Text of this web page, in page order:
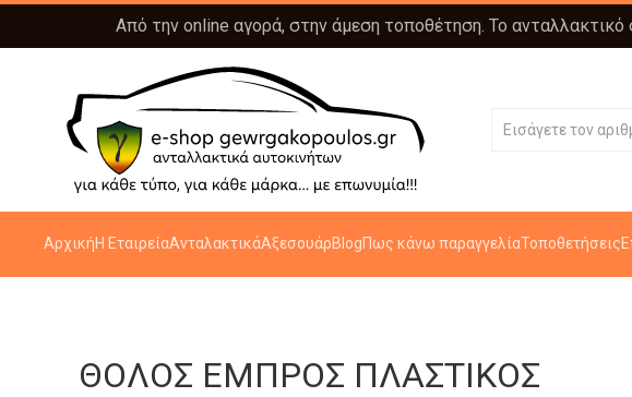
Από την online αγορά, στην άμεση τοποθέτηση. Το
ΑρχικήΗ ΕταιρείαΑνταλακτικάΑξεσουάρBlogΠως κάνω παραγγελίαΤοποθετήσεις
ΘΟΛΟΣ ΕΜΠΡΟΣ ΠΛΑΣΤΙΚΟΣ